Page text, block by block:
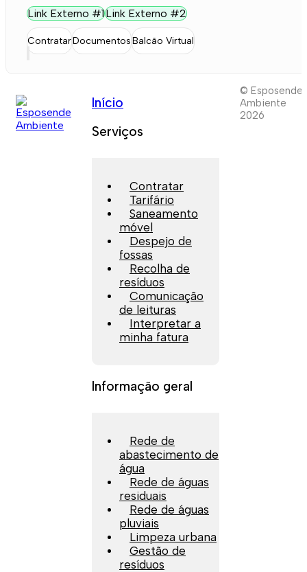
Link Externo #1Link Externo #2
ContratarDocumentosBalcão Virtual
Início
Serviços
Contratar
Tarifário
Saneamento
móvel
Despejo de
fossas
Recolha de
resíduos
Comunicação
de leituras
Interpretar a
minha fatura
Informação geral
Rede de
abastecimento de
água
Rede de águas
residuais
Rede de águas
pluviais
Limpeza urbana
Gestão de
resíduos
© Esposende
Ambiente
2026